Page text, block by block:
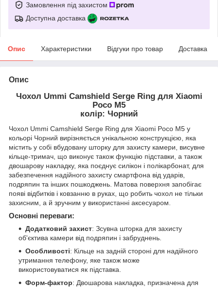
Замовлення під захистом
Доступна доставка
Опис Характеристики Відгуки про товар Доставка
Опис
Чохол Ummi Camshield Serge Ring для Xiaomi
Poco M5
колір: Чорний
Чохол Ummi Camshield Serge Ring для Xiaomi Poco M5 у
кольорі Чорний вирізняється унікальною конструкцією, яка
містить у собі вбудовану шторку для захисту камери, висувне
кільце-тримач, що виконує також функцію підставки, а також
двошарову накладку, яка поєднує силікон і полікарбонат, для
забезпечення надійного захисту смартфона від ударів,
подряпин та інших пошкоджень. Матова поверхня запобігає
появі відбитків і ковзанню в руках, що робить чохол не тільки
захисним, а й зручним у використанні аксесуаром.
Основні переваги:
Додатковий захист: Зсувна шторка для захисту
об'єктива камери від подряпин і забруднень.
Особливості: Кільце на задній стороні для надійного
утримання телефону, яке також може
використовуватися як підставка.
Форм-фактор: Двошарова накладка, призначена для